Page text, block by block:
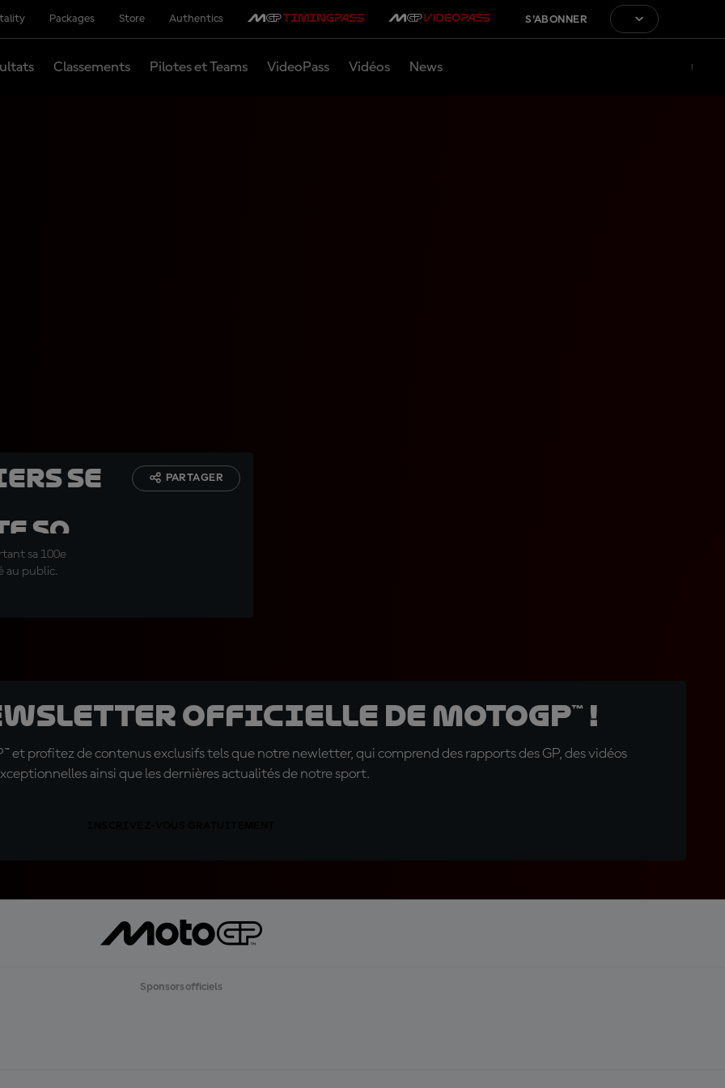
Packages Store Authentics S'ABONNER
Classements Pilotes et Teams VideoPass Vidéos News
se
son
sa 100e
au public.
PARTAGER
officielle de MotoGP™ !
et profitez de contenus exclusifs tels que notre newletter, qui comprend des rapports des GP, des vidéos
ainsi que les dernières actualités de notre sport.
Sponsors officiels